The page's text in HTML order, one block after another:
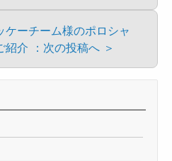
ケーチーム様のポロシャ
紹介 ：次の投稿へ ＞